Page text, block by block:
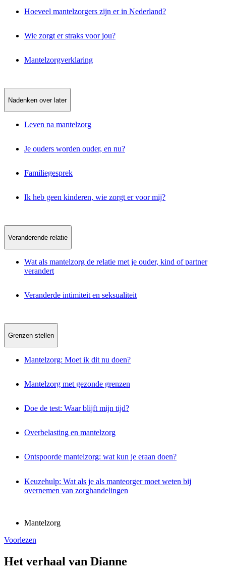
Hoeveel mantelzorgers zijn er in Nederland?
Wie zorgt er straks voor jou?
Mantelzorgverklaring
Nadenken over later
Leven na mantelzorg
Je ouders worden ouder, en nu?
Familiegesprek
Ik heb geen kinderen, wie zorgt er voor mij?
Veranderende relatie
Wat als mantelzorg de relatie met je ouder, kind of partner
verandert
Veranderde intimiteit en seksualiteit
Grenzen stellen
Mantelzorg: Moet ik dit nu doen?
Mantelzorg met gezonde grenzen
Doe de test: Waar blijft mijn tijd?
Overbelasting en mantelzorg
Ontspoorde mantelzorg: wat kun je eraan doen?
Keuzehulp: Wat als je als manteorger moet weten bij
overnemen van zorghandelingen
Mantelzorg
Voorlezen
Het verhaal van Dianne